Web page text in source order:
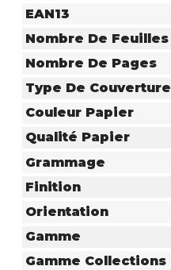
EAN13
Nombre De Feuilles
Nombre De Pages
Type De Couverture
Couleur Papier
Qualité Papier
Grammage
Finition
Orientation
Gamme
Gamme Collections